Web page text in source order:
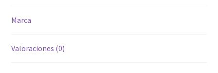
Marca
Valoraciones (0)